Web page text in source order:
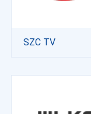
SZC TV